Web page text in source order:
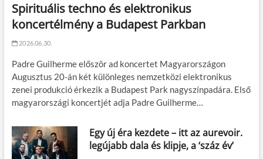
Spirituális techno és elektronikus
koncertélmény a Budapest Parkban
2026.06.30.
Padre Guilherme először ad koncertet Magyarországon
Augusztus 20-án két különleges nemzetközi elektronikus
zenei produkció érkezik a Budapest Park nagyszínpadára. Első
magyarországi koncertjét adja Padre Guilherme…
Egy új éra kezdete – itt az aurevoir.
legújabb dala és klipje, a ‘száz év’